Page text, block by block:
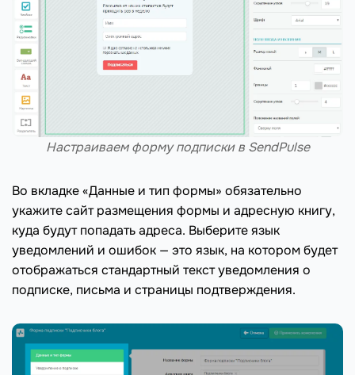
Настраиваем форму подписки в SendPulse
Во вкладке «Данные и тип формы» обязательно
укажите сайт размещения формы и адресную книгу,
куда будут попадать адреса. Выберите язык
уведомлений и ошибок — это язык, на котором будет
отображаться стандартный текст уведомления о
подписке, письма и страницы подтверждения.